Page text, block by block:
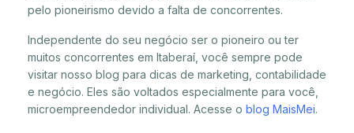
pelo pioneirismo devido a falta de concorrentes.
Independente do seu negócio ser o pioneiro ou ter
muitos concorrentes em Itaberaí, você sempre pode
visitar nosso blog para dicas de marketing, contabilidade
e negócio. Eles são voltados especialmente para você,
microempreendedor individual. Acesse o blog MaisMei.